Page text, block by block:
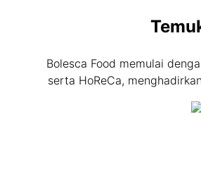
Bolesca Food memulai
serta HoReCa,